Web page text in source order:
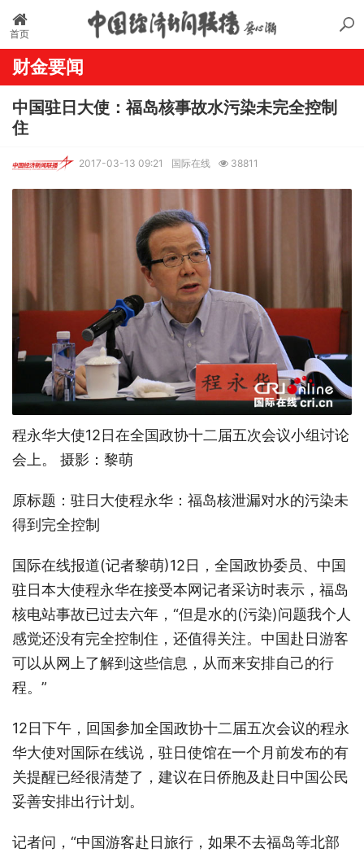
首页
财金要闻
中国驻日大使：福岛核事故水污染未完全控制
住
2017-03-13 09:21 国际在线 38811
程永华大使12日在全国政协十二届五次会议小组讨论
会上。 摄影：黎萌
原标题：驻日大使程永华：福岛核泄漏对水的污染未
得到完全控制
国际在线报道(记者黎萌)12日，全国政协委员、中国
驻日本大使程永华在接受本网记者采访时表示，福岛
核电站事故已过去六年，“但是水的(污染)问题我个人
感觉还没有完全控制住，还值得关注。中国赴日游客
可以从网上了解到这些信息，从而来安排自己的行
程。”
12日下午，回国参加全国政协十二届五次会议的程永
华大使对国际在线说，驻日使馆在一个月前发布的有
关提醒已经很清楚了，建议在日侨胞及赴日中国公民
妥善安排出行计划。
记者问，“中国游客赴日旅行，如果不去福岛等北部